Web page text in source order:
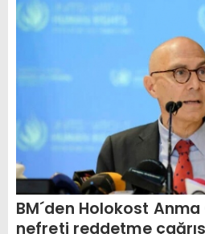
BM´den Holokost
nefreti reddetme